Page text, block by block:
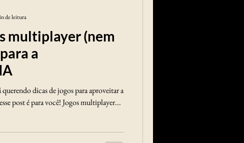
multiplayer (nem
a
querendo dicas de jogos para aproveitar a
post é para você! Jogos multiplayer...
de leitura